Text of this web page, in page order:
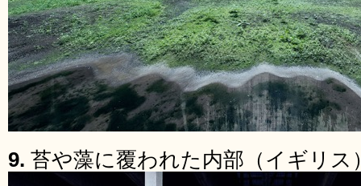
9. 苔や藻に覆われた内部（イギリス